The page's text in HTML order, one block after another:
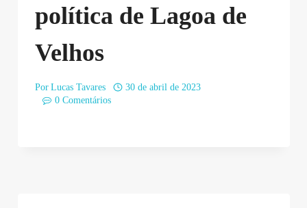
política de Lagoa de
Velhos
Por Lucas Tavares
30 de abril de 2023
0 Comentários